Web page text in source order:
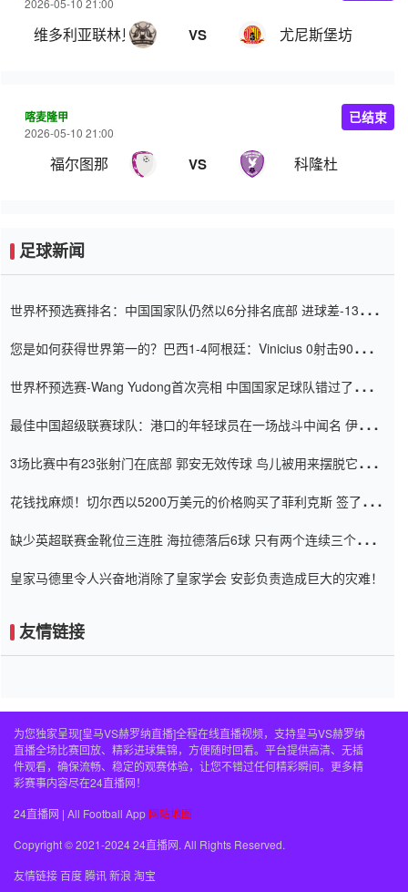
2026-05-10 21:00
维多利亚联林贝 VS 尤尼斯堡坊
喀麦隆甲
2026-05-10 21:00
福尔图那 VS 科隆杜
已结束
足球新闻
世界杯预选赛排名：中国国家队仍然以6分排名底部 进球差-13令人
您是如何获得世界第一的？巴西1-4阿根廷：Vinicius 0射击90分钟
世界杯预选赛-Wang Yudong首次亮相 中国国家足球队错过了世界
最佳中国超级联赛球队：港口的年轻球员在一场战斗中闻名 伊万放
3场比赛中有23张射门在底部 郭安无效传球 鸟儿被用来摆脱它
花钱找麻烦！切尔西以5200万美元的价格购买了菲利克斯 签了7年
缺少英超联赛金靴位三连胜 海拉德落后6球 只有两个连续三个连续
皇家马德里令人兴奋地消除了皇家学会 安彭负责造成巨大的灾难！
友情链接
为您独家呈现[皇马VS赫罗纳直播]全程在线直播视频，支持皇马VS赫罗纳
直播全场比赛回放、精彩进球集锦，方便随时回看。平台提供高清、无插
件观看，确保流畅、稳定的观赛体验，让您不错过任何精彩瞬间。更多精
彩赛事内容尽在24直播网！
24直播网 | All Football App 网站地图
Copyright © 2021-2024 24直播网. All Rights Reserved.
友情链接百度腾讯新浪 淘宝